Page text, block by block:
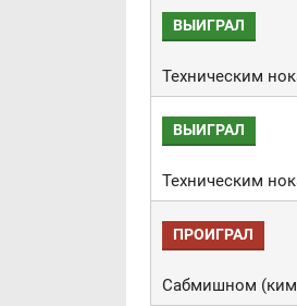
ВЫИГРАЛ
Техническим
ВЫИГРАЛ
Техническим
ПРОИГРАЛ
Сабмишном